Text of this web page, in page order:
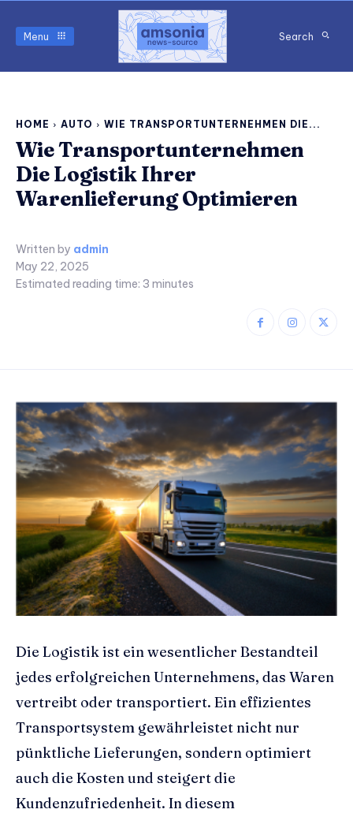
Menu Search
HOME AUTO WIE TRANSPORTUNTERNEHMEN DIE...
Wie Transportunternehmen
Die Logistik Ihrer
Warenlieferung Optimieren
Written by admin
May 22, 2025
Estimated reading time: 3 minutes
Die Logistik ist ein wesentlicher Bestandteil
jedes erfolgreichen Unternehmens, das Waren
vertreibt oder transportiert. Ein effizientes
Transportsystem gewährleistet nicht nur
pünktliche Lieferungen, sondern optimiert
auch die Kosten und steigert die
Kundenzufriedenheit. In diesem